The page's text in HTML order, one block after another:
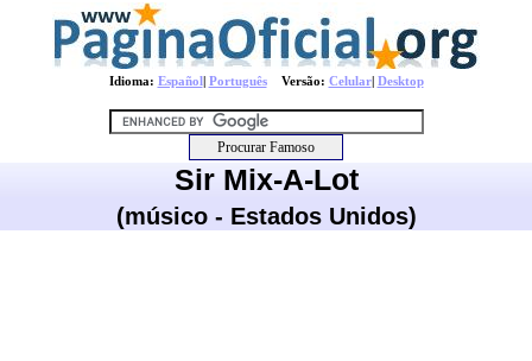
Idioma: Español| PortuguêsVersão: Celular| Desktop
Sir Mix-A-Lot
(músico - Estados Unidos)